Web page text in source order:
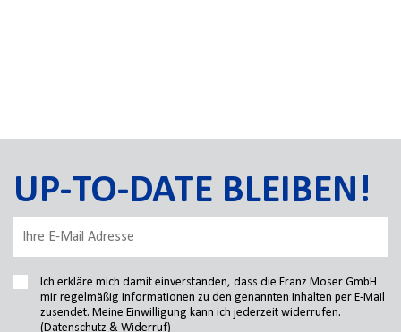
UP-TO-DATE BLEIBEN!
Ich erkläre mich damit einverstanden, dass die Franz Moser GmbH
mir regelmäßig Informationen zu den genannten Inhalten per E-Mail
zusendet. Meine Einwilligung kann ich jederzeit widerrufen.
(Datenschutz & Widerruf)